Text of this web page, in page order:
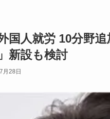
国人就労 10分野
新設も検討
月28日